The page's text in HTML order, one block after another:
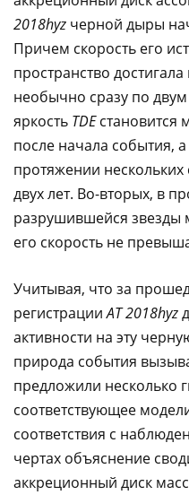
2018hyz черной дыры
Причем скорость его
пространство
необычно сразу по
яркость TDEстановится
после начала события,
протяжении
двух лет. Во-вторых, в
разрушившейся
его скорость не
Учитывая, что за
регистрацииAT 2018hyz
активности на эту
природа события
предложили несколько
соответствующее
соответствия с
чертах объяснение
аккреционный диск